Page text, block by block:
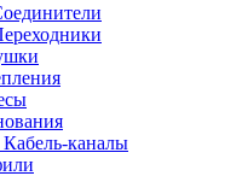
Кабель-каналы